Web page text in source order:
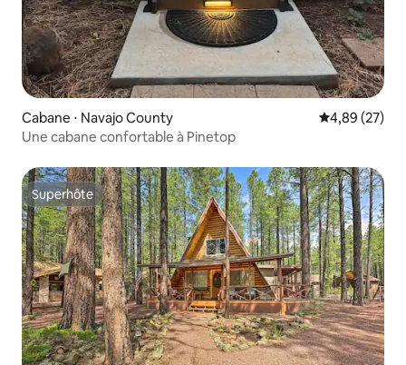
Cabane ⋅ Navajo County Évaluation
4,89 (27)
Une cabane confortable à Pinetop
Superhôte
Superhôte